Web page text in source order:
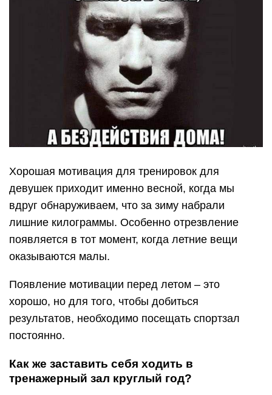
Хорошая мотивация для тренировок для
девушек приходит именно весной, когда мы
вдруг обнаруживаем, что за зиму набрали
лишние килограммы. Особенно отрезвление
появляется в тот момент, когда летние вещи
оказываются малы.
Появление мотивации перед летом – это
хорошо, но для того, чтобы добиться
результатов, необходимо посещать спортзал
постоянно.
Как же заставить себя ходить в
тренажерный зал круглый год?